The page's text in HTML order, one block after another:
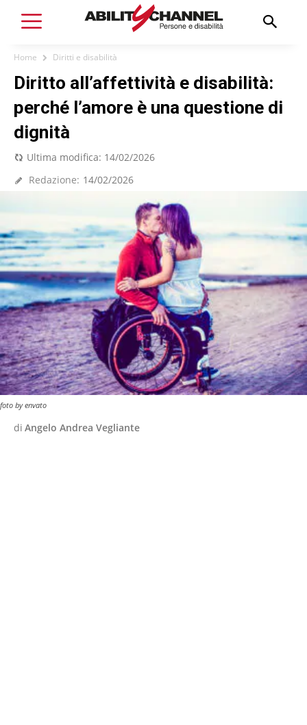
Home Diritti e disabilità
Diritto all’affettività e disabilità:
perché l’amore è una questione di
dignità
Ultima modifica: 14/02/2026
Redazione: 14/02/2026
foto by envato
di Angelo Andrea Vegliante